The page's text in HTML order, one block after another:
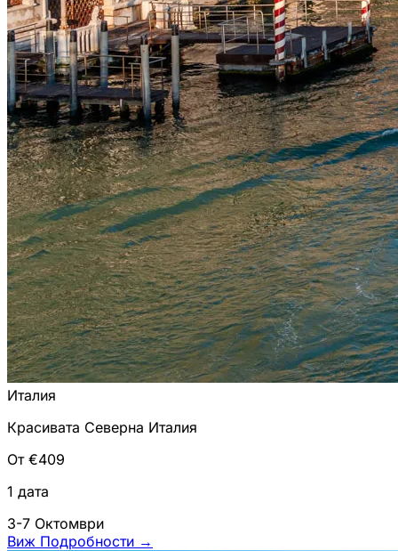
Италия
Красивата Северна Италия
От €409
1 дата
3-7 Октомври
Виж Подробности →